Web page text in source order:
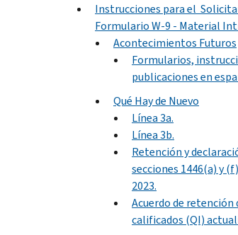
Instrucciones para el
Formulario W-9 - Material
Acontecimientos Futuros
Formularios,
publicaciones en
Qué Hay de Nuevo
Línea 3a.
Línea 3b.
Retención y
secciones 1446(a) y
2023.
Acuerdo de
calificados (QI)